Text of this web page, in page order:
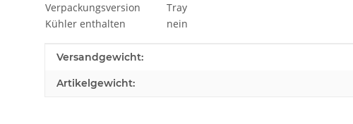
Verpackungsversion
Tray
Kühler enthalten
nein
Produkteigenschaft
Wert
Versandgewicht:
Artikelgewicht: